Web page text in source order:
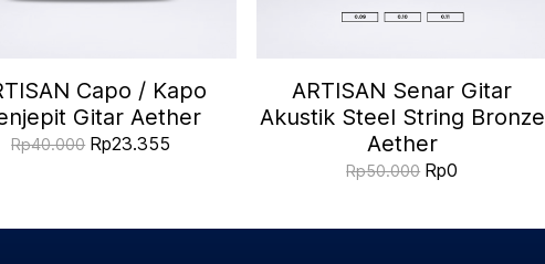
Capo / Kapo
Gitar Aether
Rp40.000 Rp23.355
ARTISAN Senar Gitar
Akustik Steel String Bronze
Aether
Rp50.000 Rp0